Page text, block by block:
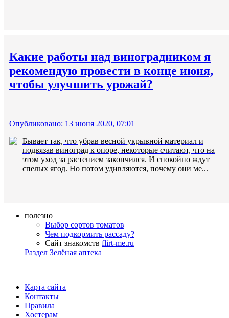
Какие работы над виноградником я
рекомендую провести в конце июня,
чтобы улучшить урожай?
Опубликовано: 13 июня 2020, 07:01
Бывает так, что убрав весной укрывной материал и
подвязав виноград к опоре, некоторые считают, что на
этом уход за растением закончился. И спокойно ждут
спелых ягод. Но потом удивляются, почему они ме...
полезно
Выбор сортов томатов
Чем подкормить рассаду?
Сайт знакомств flirt-me.ru
Раздел Зелёная аптека
Карта сайта
Контакты
Правила
Хостерам